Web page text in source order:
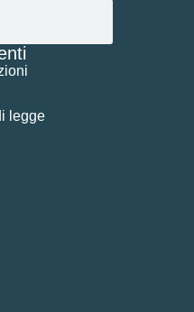
legge